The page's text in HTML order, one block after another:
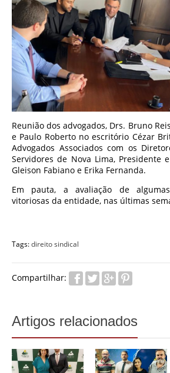
Reunião dos advogados, Drs. Bruno
e Paulo Roberto no escritório Cézar
Advogados Associados com os
Servidores de Nova Lima, Presidente
Gleison Fabiano e Erika Fernanda.
Em pauta, a avaliação de
vitoriosas da entidade, nas últimas
Tags:direito sindical
Compartilhar:
Artigos relacionados